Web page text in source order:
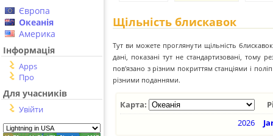
Європа
Океанія
Америка
Інформація
Apps
Про
Для учасників
Увійти
Щільність блискавок
Тут ви можете проглянути щільність
дані, показані тут не стандартизовані, тому
пов'язано з різним покриттям станціями і
різними поданнями.
Карта:
2026